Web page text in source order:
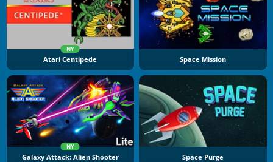
NY
Atari Centipede Space Mission
NY
Galaxy Attack: Alien Shooter Space Purge